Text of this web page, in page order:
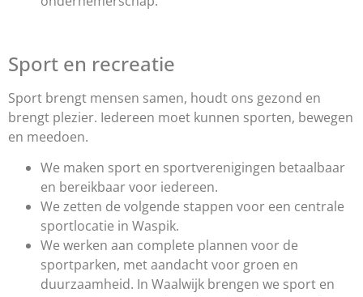
Sport en recreatie
Sport brengt mensen samen, houdt ons gezond en
brengt plezier. Iedereen moet kunnen sporten, bewegen
en meedoen.
We maken sport en sportverenigingen betaalbaar
en bereikbaar voor iedereen.
We zetten de volgende stappen voor een centrale
sportlocatie in Waspik.
We werken aan complete plannen voor de
sportparken, met aandacht voor groen en
duurzaamheid. In Waalwijk brengen we sport en